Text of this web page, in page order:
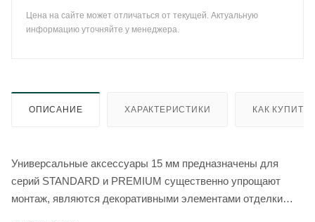
Цена на сайте может отличаться от текущей. Актуальную
информацию уточняйте у менеджера.
ОПИСАНИЕ ХАРАКТЕРИСТИКИ КАК КУПИТЬ
Универсальные аксессуары 15 мм предназначены для
серий STANDARD и PREMIUM существенно упрощают
монтаж, являются декоративными элементами отделки